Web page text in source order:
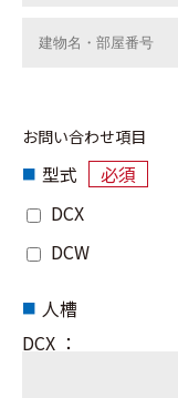
お問い合わせ項目
型式
必須
DCX
DCW
人槽
DCX ：